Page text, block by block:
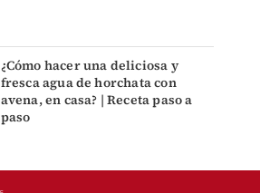
¿Cómo hacer una deliciosa y
fresca agua de horchata con
avena, en casa? | Receta paso a
paso